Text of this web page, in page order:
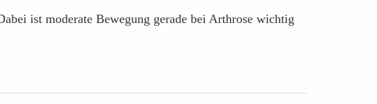
ist moderate Bewegung gerade bei Arthrose wichtig